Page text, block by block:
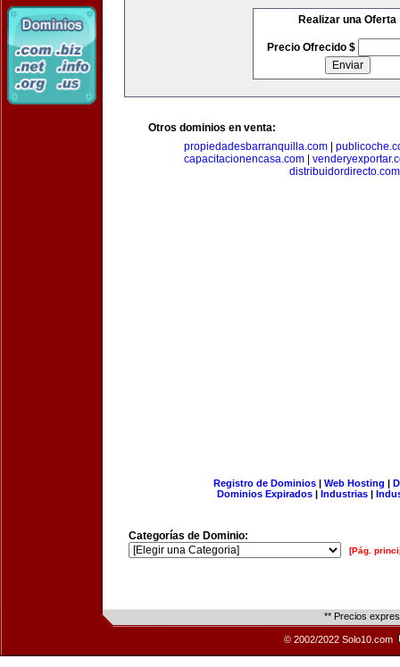
Realizar una Oferta
Precio Ofrecido $
Otros dominios en venta:
propiedadesbarranquilla.com
capacitacionencasa.com|
distribuidordirecto.com
Registro de Dominios| Web Hosting |
Dominios Expirados | Industrias |
Categorías de Dominio:
[Pág.
** Precios
© 2002/2022 Solo10.com